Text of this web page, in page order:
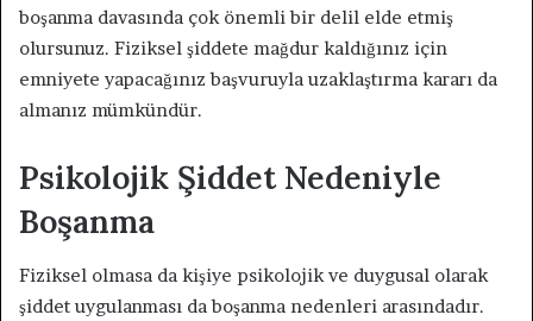
boşanma davasında çok önemli bir delil elde etmiş
olursunuz. Fiziksel şiddete mağdur kaldığınız için
emniyete yapacağınız başvuruyla uzaklaştırma kararı da
almanız mümkündür.
Psikolojik Şiddet Nedeniyle
Boşanma
Fiziksel olmasa da kişiye psikolojik ve duygusal olarak
şiddet uygulanması da boşanma nedenleri arasındadır.